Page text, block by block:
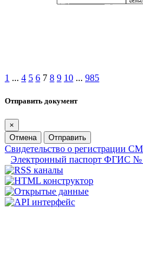
1 ... 4 5 6 7 8 9 10 ... 985
Отправить документ
×
Отмена
Отправить
Свидетельство о регистрации
Электронный паспорт ФГИС №